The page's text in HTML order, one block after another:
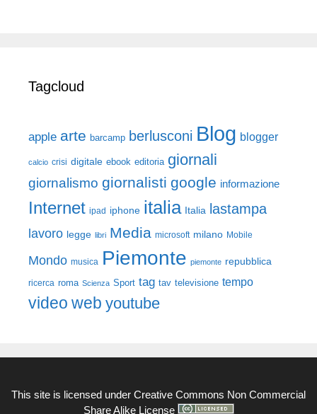
Tagcloud
apple arte barcamp berlusconi Blog blogger
calcio crisi digitale ebook editoria giornali
giornalismo giornalisti google informazione
Internet ipad iphone italia Italia lastampa
lavoro legge libri Media microsoft milano Mobile
Mondo musica Piemonte piemonte repubblica
ricerca roma Scienza Sport tag tav televisione tempo
video web youtube
This site is licensed under Creative Commons Non Commercial
Share Alike License